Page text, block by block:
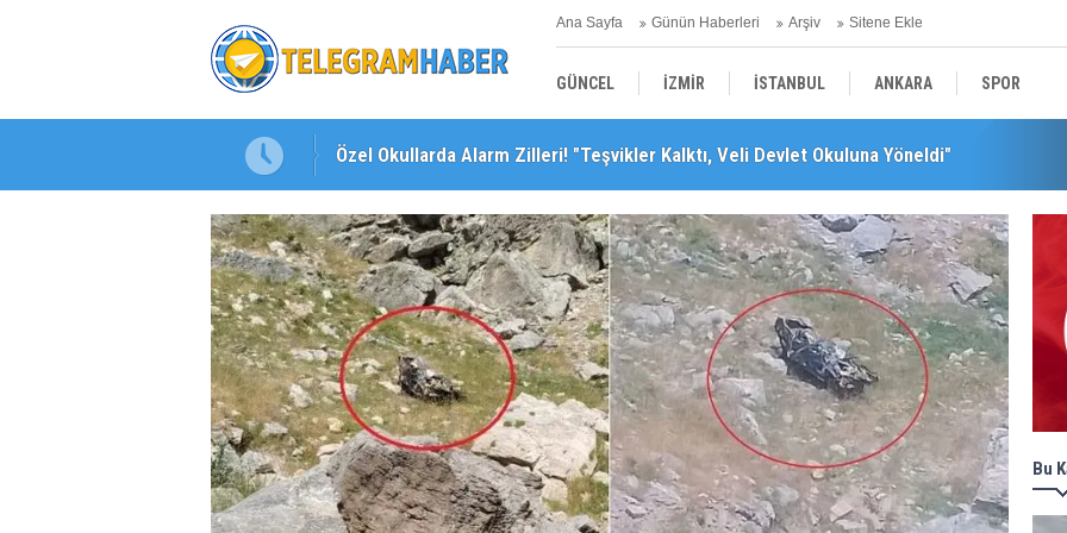
Ana Sayfa Günün Haberleri Arşiv Sitene Ekle
GÜNCEL İZMİR İSTANBUL ANKARA SPOR
YEREL SAĞLIK EKONOMİ POLİTİKA
Özel Okullarda Alarm Zilleri! "Teşvikler Kalktı, Veli Devlet Okuluna Yöneldi"
"Toprağını Kaybeden Geleceğini Kaybeder!"
Bu